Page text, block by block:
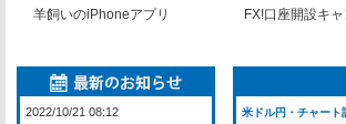
羊飼いのiPhoneアプリ FX!口座開設キ
米ドル円・チャート
2022/10/21 08:12